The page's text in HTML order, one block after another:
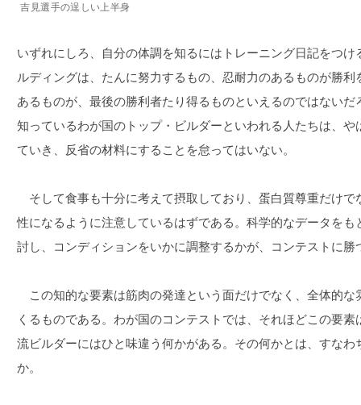
吉見選手の逞しい上半身
いずれにしろ、自分の体調を知るにはトレーニング日記をつ
ルディングは、たんに努力するもの、忍耐力のあるものが勝
あるものが、最後の勝利者たり得るものといえるのではない
知っているわが国のトップ・ビルダーといわれる人たちは、
ていき、反省の材料にすることを怠ってはいない。
そして食事も十分に考えて摂取しており、蛋白質尊重だけで
性になるように注意しているはずである。科学的なデータを
討し、コンディションをいかに調整するかが、コンテストに
この知的な要素は筋肉の発達という面だけでなく、全体的な
くるものである。わが国のコンテストでは、それほどこの要
流ビルダーにはひと味違う何かがある。その何かとは、すな
か。